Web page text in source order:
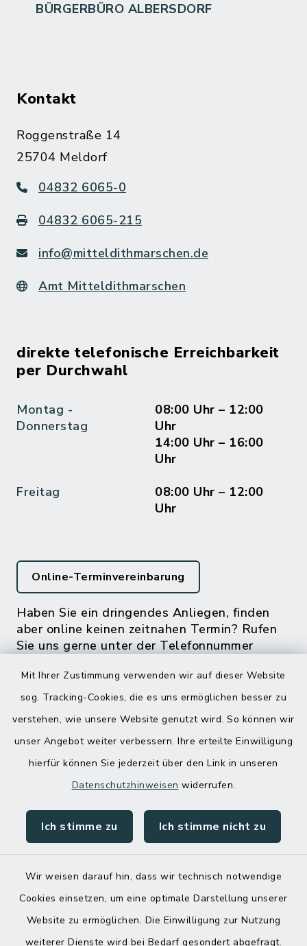
Mit Ihrer Zustimmung verwenden wir auf dieser Website
sog. Tracking-Cookies, die es uns ermöglichen besser zu
verstehen, wie unsere Website genutzt wird. So können wir
unser Angebot weiter verbessern. Ihre erteilte Einwilligung
hierfür können Sie jederzeit über den Link in unseren
Datenschutzhinweisen widerrufen.
Ich stimme zu Ich stimme nicht zu
Wir weisen darauf hin, dass wir technisch notwendige
Cookies einsetzen, um eine optimale Darstellung unserer
Website zu ermöglichen. Die Einwilligung zur Nutzung
weiterer Dienste wird bei Bedarf gesondert abgefragt.
BÜRGERBÜRO ALBERSDORF
Kontakt
Roggenstraße 14
25704 Meldorf
04832 6065-0
04832 6065-215
info@mitteldithmarschen.de
Amt Mitteldithmarschen
direkte telefonische Erreichbarkeit
per Durchwahl
Montag -
Donnerstag
08:00 Uhr – 12:00
Uhr
14:00 Uhr – 16:00
Uhr
Freitag
08:00 Uhr – 12:00
Uhr
Online-Terminvereinbarung
Haben Sie ein dringendes Anliegen, finden
aber online keinen zeitnahen Termin? Rufen
Sie uns gerne unter der Telefonnummer
Kontakt
Datenschutz
Impressum